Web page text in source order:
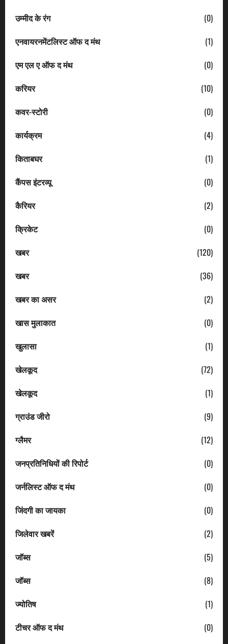
उम्मीद के रंग
(0)
एनवायरनमेंटलिस्ट ऑफ द मंथ
(1)
एम एल ए ऑफ द मंथ
(0)
करियर
(10)
कवर-स्टोरी
(0)
कार्यक्रम
(4)
किताबघर
(1)
कैंपस इंटरव्यू
(0)
कैरियर
(2)
क्रिकेट
(0)
खबर
(120)
खबर
(36)
खबर का असर
(2)
खास मुलाकात
(0)
खुलासा
(1)
खेलकूद
(72)
खेलकूद
(1)
ग्राउंड जीरो
(9)
ग्लैमर
(12)
जनप्रतिनिधियों की रिपोर्ट
(0)
जर्नलिस्ट ऑफ द मंथ
(0)
जिंदगी का जायका
(0)
जिलेवार खबरें
(2)
जॉब्स
(5)
जॉब्स
(8)
ज्योतिष
(1)
टीचर ऑफ द मंथ
(0)